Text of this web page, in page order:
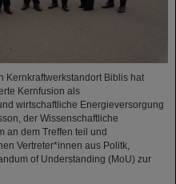
Kernkraftwerkstandort Biblis hat
Kernfusion als
wirtschaftliche Energieversorgung
der Wissenschaftliche
an dem Treffen teil und
Vertreter*innen aus Politk,
of Understanding (MoU) zur